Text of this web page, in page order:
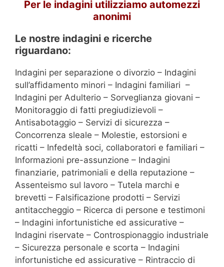
Per le indagini utilizziamo automezzi
anonimi
Le nostre indagini e ricerche
riguardano:
Indagini per separazione o divorzio – Indagini
sull’affidamento minori – Indagini familiari –
Indagini per Adulterio – Sorveglianza giovani –
Monitoraggio di fatti pregiudizievoli –
Antisabotaggio – Servizi di sicurezza –
Concorrenza sleale – Molestie, estorsioni e
ricatti – Infedeltà soci, collaboratori e familiari –
Informazioni pre-assunzione – Indagini
finanziarie, patrimoniali e della reputazione –
Assenteismo sul lavoro – Tutela marchi e
brevetti – Falsificazione prodotti – Servizi
antitaccheggio – Ricerca di persone e testimoni
– Indagini infortunistiche ed assicurative –
Indagini riservate – Controspionaggio industriale
– Sicurezza personale e scorta – Indagini
infortunistiche ed assicurative – Rintraccio di